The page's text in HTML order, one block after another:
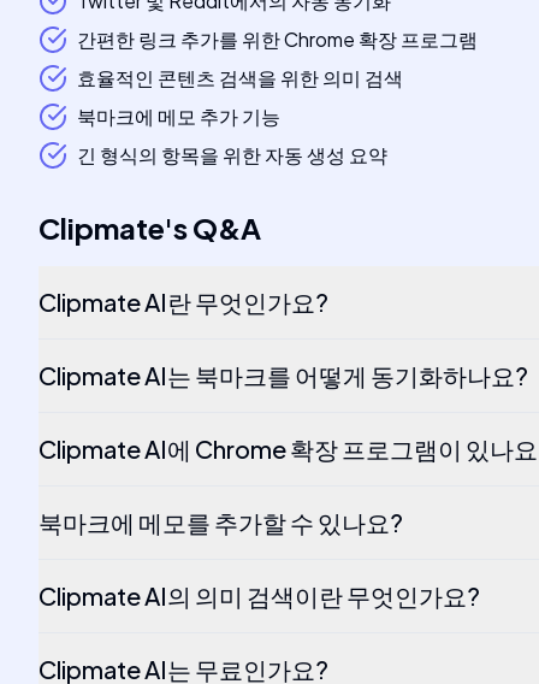
간편한 링크 추가를 위한 Chrome 확장 프로그램
효율적인 콘텐츠 검색을 위한 의미 검색
북마크에 메모 추가 기능
긴 형식의 항목을 위한 자동 생성 요약
Clipmate'sQ&A
Clipmate AI란 무엇인가요?
Clipmate AI는 북마크를 어떻게 동기화하나요?
Clipmate AI에 Chrome 확장 프로그램이 있나
북마크에 메모를 추가할 수 있나요?
Clipmate AI의 의미 검색이란 무엇인가요?
Clipmate AI는 무료인가요?